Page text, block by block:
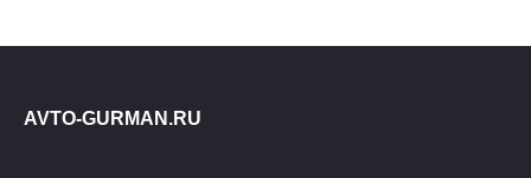
AVTO-GURMAN.RU